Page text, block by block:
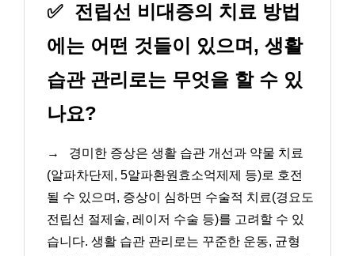
✅ 전립선 비대증의 치료 방법
에는 어떤 것들이 있으며, 생활
습관 관리로는 무엇을 할 수 있
나요?
→
경미한 증상은 생활 습관 개선과 약물 치료
(알파차단제, 5알파환원효소억제제 등)로 호전
될 수 있으며, 증상이 심하면 수술적 치료(경요도
전립선 절제술, 레이저 수술 등)를 고려할 수 있
습니다. 생활 습관 관리로는 꾸준한 운동, 균형